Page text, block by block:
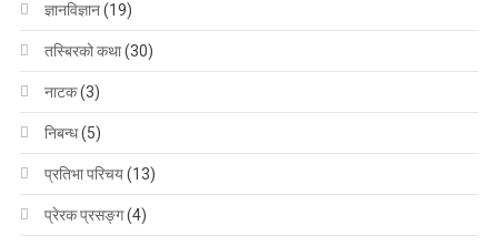
ज्ञानविज्ञान(19)
तस्बिरको कथा(30)
नाटक(3)
निबन्ध(5)
प्रतिभा परिचय(13)
प्रेरक प्रसङ्ग(4)